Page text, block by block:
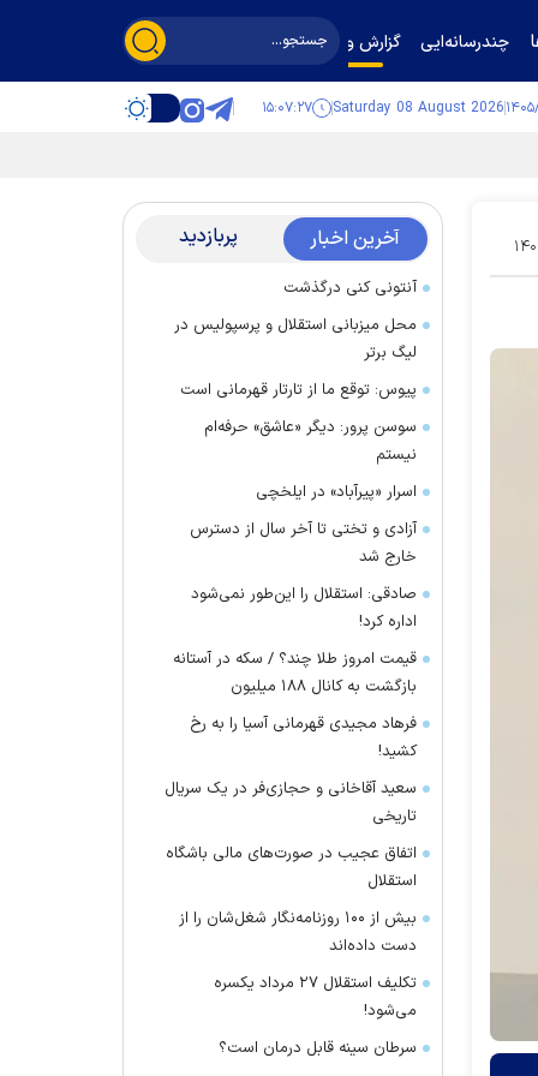
چندرسانه‌ایی گزارش و گفت‌وگو
Saturday 08 August 2026 ۱۵:۰۷:۲۸
۳۰ آخرین اخبار پربازدید
آنتونی کنی درگذشت
محل میزبانی استقلال و پرسپولیس در
لیگ برتر
پیوس: توقع ما از تارتار قهرمانی است
سوسن پرور: دیگر «عاشق» حرفه‌ام
نیستم
اسرار «پیرآباد» در ایلخچی
آزادی و تختی تا آخر سال از دسترس
خارج شد
صادقی: استقلال را این‌طور نمی‌شود
اداره کرد!
قیمت امروز طلا چند؟ / سکه در آستانه
بازگشت به کانال ۱۸۸ میلیون
فرهاد مجیدی قهرمانی آسیا را به رخ
کشید!
سعید آقاخانی و حجازی‌فر در یک سریال
تاریخی
اتفاق عجیب در صورت‌های مالی باشگاه
استقلال
بیش از ۱۰۰ روزنامه‌نگار شغل‌شان را از
دست داده‌اند
تکلیف استقلال ۲۷ مرداد یکسره
می‌شود!
سرطان سینه قابل درمان است؟